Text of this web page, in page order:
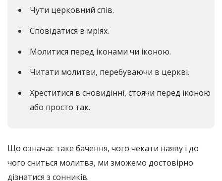
Чути церковний спів.
Сповідатися в мріях.
Молитися перед іконами чи іконою.
Читати молитви, перебуваючи в церкві.
Хреститися в сновидінні, стоячи перед іконою
або просто так.
Що означає таке бачення, чого чекати наяву і до
чого сниться молитва, ми зможемо достовірно
дізнатися з сонників.